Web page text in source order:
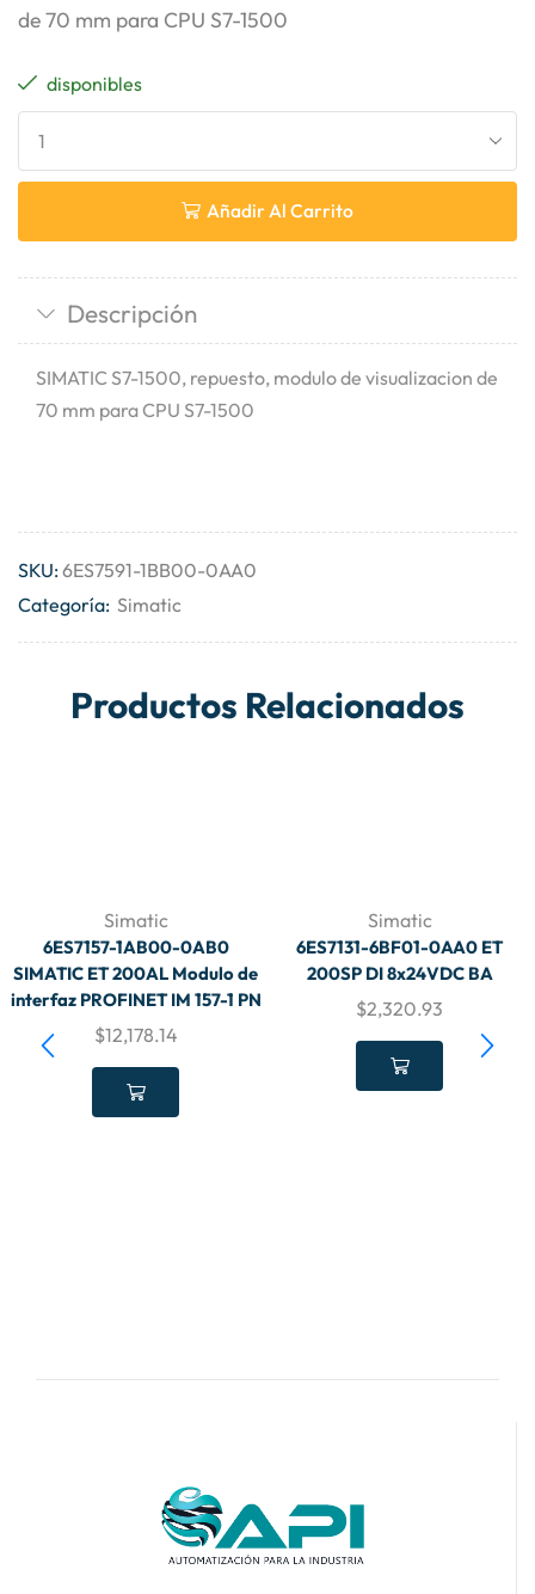
de 70 mm para CPU S7-1500
disponibles
Añadir Al Carrito
Descripción
SIMATIC S7-1500, repuesto, modulo de visualizacion de
70 mm para CPU S7-1500
SKU:6ES7591-1BB00-0AA0
Categoría: Simatic
Productos Relacionados
Simatic
6ES7157-1AB00-0AB0
SIMATIC ET 200AL Modulo de
interfaz PROFINET IM 157-1 PN
$12,178.14
Simatic
6ES7131-6BF01-0AA0 ET
200SP DI 8x24VDC BA
$2,320.93